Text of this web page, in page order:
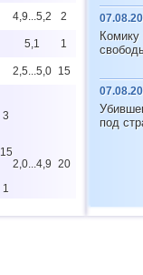
4,9...5,2 2
5,1 1
2,5...5,0 15
3
15
1
2,0...4,9 20
Комику
под